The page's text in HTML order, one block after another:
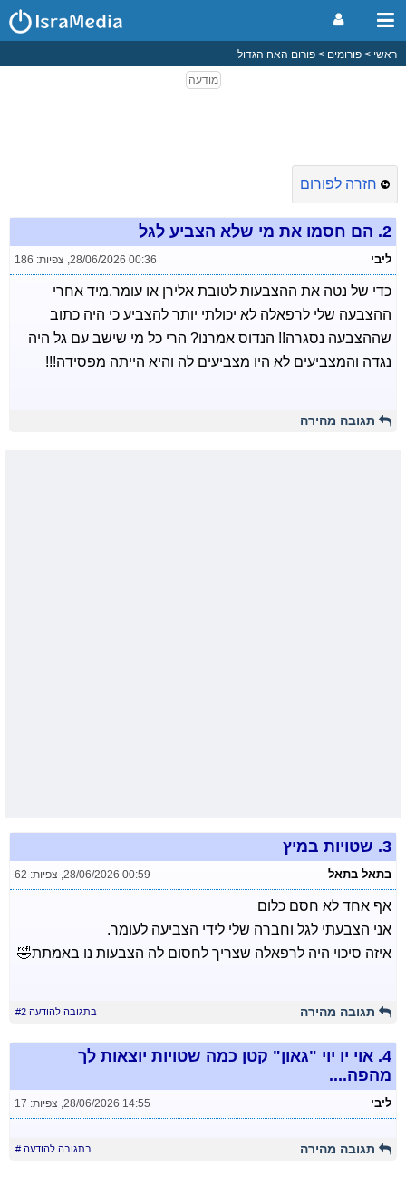
ראשי פורומים פורום האח הגדול
חזרה לפורום
2. הם חסמו את מי שלא הצביע לגל
ליבי 28/06/2026 00:36
, צפיות: 186
כדי של נטה את ההצבעות לטובת אלירן או עומר.מיד אחרי
ההצבעה שלי לרפאלה לא יכולתי יותר להצביע כי היה כתוב
שההצבעה נסגרה!! הנדוס אמרנו? הרי כל מי שישב עם גל היה
נגדה והמצביעים לא היו מצביעים לה והיא הייתה מפסידה!!!
תגובה מהירה
3. שטויות במיץ
בתאל בתאל 28/06/2026 00:59
, צפיות: 62
אף אחד לא חסם כלום
אני הצבעתי לגל וחברה שלי לידי הצביעה לעומר.
איזה סיכוי היה לרפאלה שצריך לחסום לה הצבעות נו באמתת🤣
תגובה מהירה בתגובה להודעה #2
4. אוי יו יוי "גאון" קטן כמה שטויות יוצאות לך
מהפה....
ליבי 28/06/2026 14:55
, צפיות: 17
תגובה מהירה בתגובה להודעה #